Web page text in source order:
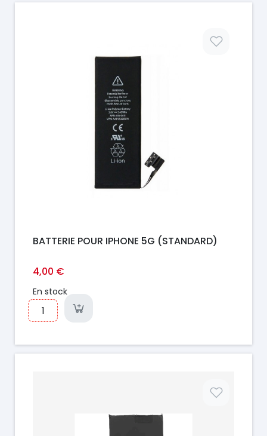
BATTERIE POUR IPHONE 5G (STANDARD)
4,00 €
En stock